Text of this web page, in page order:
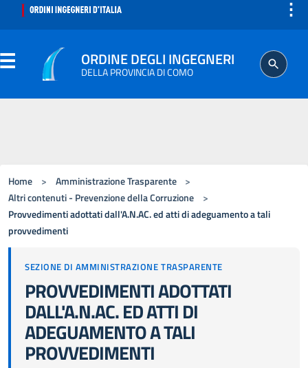
⋮
ORDINE DEGLI INGEGNERI
DELLA PROVINCIA DI COMO
ISCRITTO
PROFESSIONE
AGGIORNAMENTO PROFESSIONALE
Home > Amministrazione Trasparente
>
Altri contenuti - Prevenzione della Corruzione
>
Provvedimenti adottati dall'A.N.AC. ed atti di adeguamento a tali
provvedimenti
SEZIONE DI AMMINISTRAZIONE TRASPARENTE
PROVVEDIMENTI ADOTTATI
DALL'A.N.AC. ED ATTI DI
ADEGUAMENTO A TALI
PROVVEDIMENTI